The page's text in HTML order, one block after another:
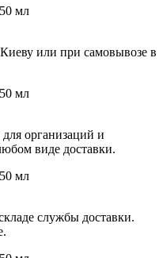
или при самовывозе в
организаций и
виде доставки.
службы доставки.